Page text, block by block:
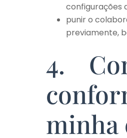
configurações
punir o
previamente,
4.
minha